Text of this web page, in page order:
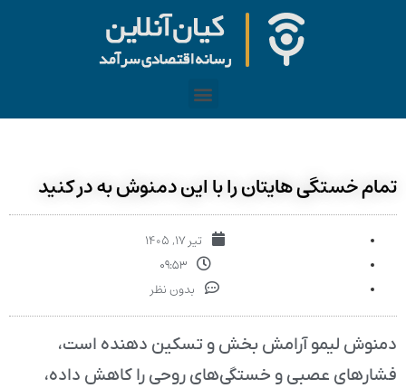
تمام خستگی هایتان را با این دمنوش به در کنید
تیر ۱۷, ۱۴۰۵
۰۹:۵۳
بدون نظر
دمنوش لیمو آرامش بخش و تسکین دهنده است،
فشار‌های عصبی و خستگی‌های روحی را کاهش داده،